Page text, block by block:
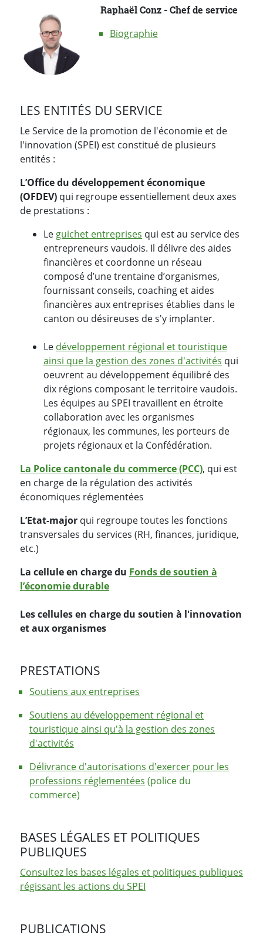
Raphaël Conz - Chef de service
Biographie
LES ENTITÉS DU SERVICE
Le Service de la promotion de l'économie et de
l'innovation (SPEI) est constitué de plusieurs
entités :
L’Office du développement économique
(OFDEV) qui regroupe essentiellement deux axes
de prestations :
Le guichet entreprises qui est au service des
entrepreneurs vaudois. Il délivre des aides
financières et coordonne un réseau
composé d’une trentaine d’organismes,
fournissant conseils, coaching et aides
financières aux entreprises établies dans le
canton ou désireuses de s'y implanter.
Le développement régional et touristique
ainsi que la gestion des zones d'activités qui
oeuvrent au développement équilibré des
dix régions composant le territoire vaudois.
Les équipes au SPEI travaillent en étroite
collaboration avec les organismes
régionaux, les communes, les porteurs de
projets régionaux et la Confédération.
La Police cantonale du commerce (PCC), qui est
en charge de la régulation des activités
économiques réglementées
L’Etat-major qui regroupe toutes les fonctions
transversales du services (RH, finances, juridique,
etc.)
La cellule en charge du Fonds de soutien à
l’économie durable
Les cellules en charge du soutien à l'innovation
et aux organismes
PRESTATIONS
Soutiens aux entreprises
Soutiens au développement régional et
touristique ainsi qu'à la gestion des zones
d'activités
Délivrance d'autorisations d'exercer pour les
professions réglementées (police du
commerce)
BASES LÉGALES ET POLITIQUES
PUBLIQUES
Consultez les bases légales et politiques publiques
régissant les actions du SPEI
PUBLICATIONS